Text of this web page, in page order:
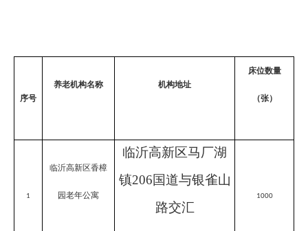
序号
养老机构名称 机构地址
床位数量
（张）
1
临沂高新区香樟
园老年公寓
临沂高新区马厂湖
镇206国道与银雀山
路交汇
1000